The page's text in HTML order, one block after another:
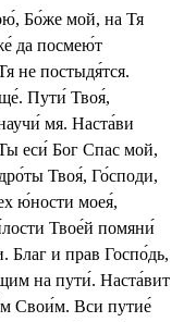
Бо́же мой, на Тя
да посмею́т
не постыдя́тся.
Пути́ Твоя́,
мя. Наста́ви
еси́ Бог Спас мой,
Твоя́, Го́споди,
ю́ности моея́,
Твое́й помяни́
Благ и прав Госпо́дь,
на пути́. Наста́вит
Свои́м. Вси путие́